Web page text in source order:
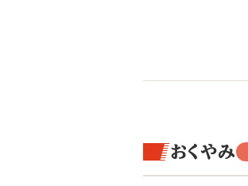
て
おくやみ